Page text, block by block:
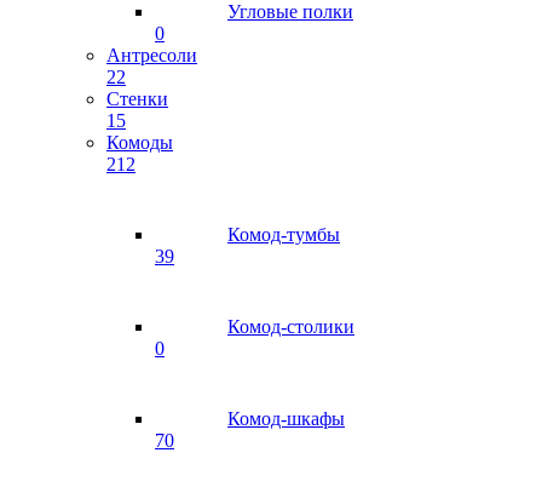
Угловые полки
0
Антресоли
22
Стенки
15
Комоды
212
Комод-тумбы
39
Комод-столики
0
Комод-шкафы
70